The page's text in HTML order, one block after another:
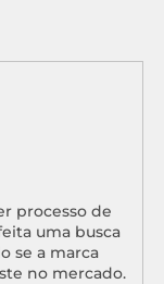
processo de
uma busca
se a marca
no mercado.